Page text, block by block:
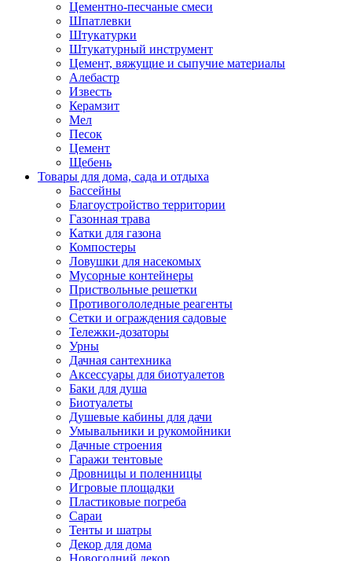
Цементно-песчаные смеси
Шпатлевки
Штукатурки
Штукатурный инструмент
Цемент, вяжущие и сыпучие материалы
Алебастр
Известь
Керамзит
Мел
Песок
Цемент
Щебень
Товары для дома, сада и отдыха
Бассейны
Благоустройство территории
Газонная трава
Катки для газона
Компостеры
Ловушки для насекомых
Мусорные контейнеры
Приствольные решетки
Противогололедные реагенты
Сетки и ограждения садовые
Тележки-дозаторы
Урны
Дачная сантехника
Аксессуары для биотуалетов
Баки для душа
Биотуалеты
Душевые кабины для дачи
Умывальники и рукомойники
Дачные строения
Гаражи тентовые
Дровницы и поленницы
Игровые площадки
Пластиковые погреба
Сараи
Тенты и шатры
Декор для дома
Новогодний декор